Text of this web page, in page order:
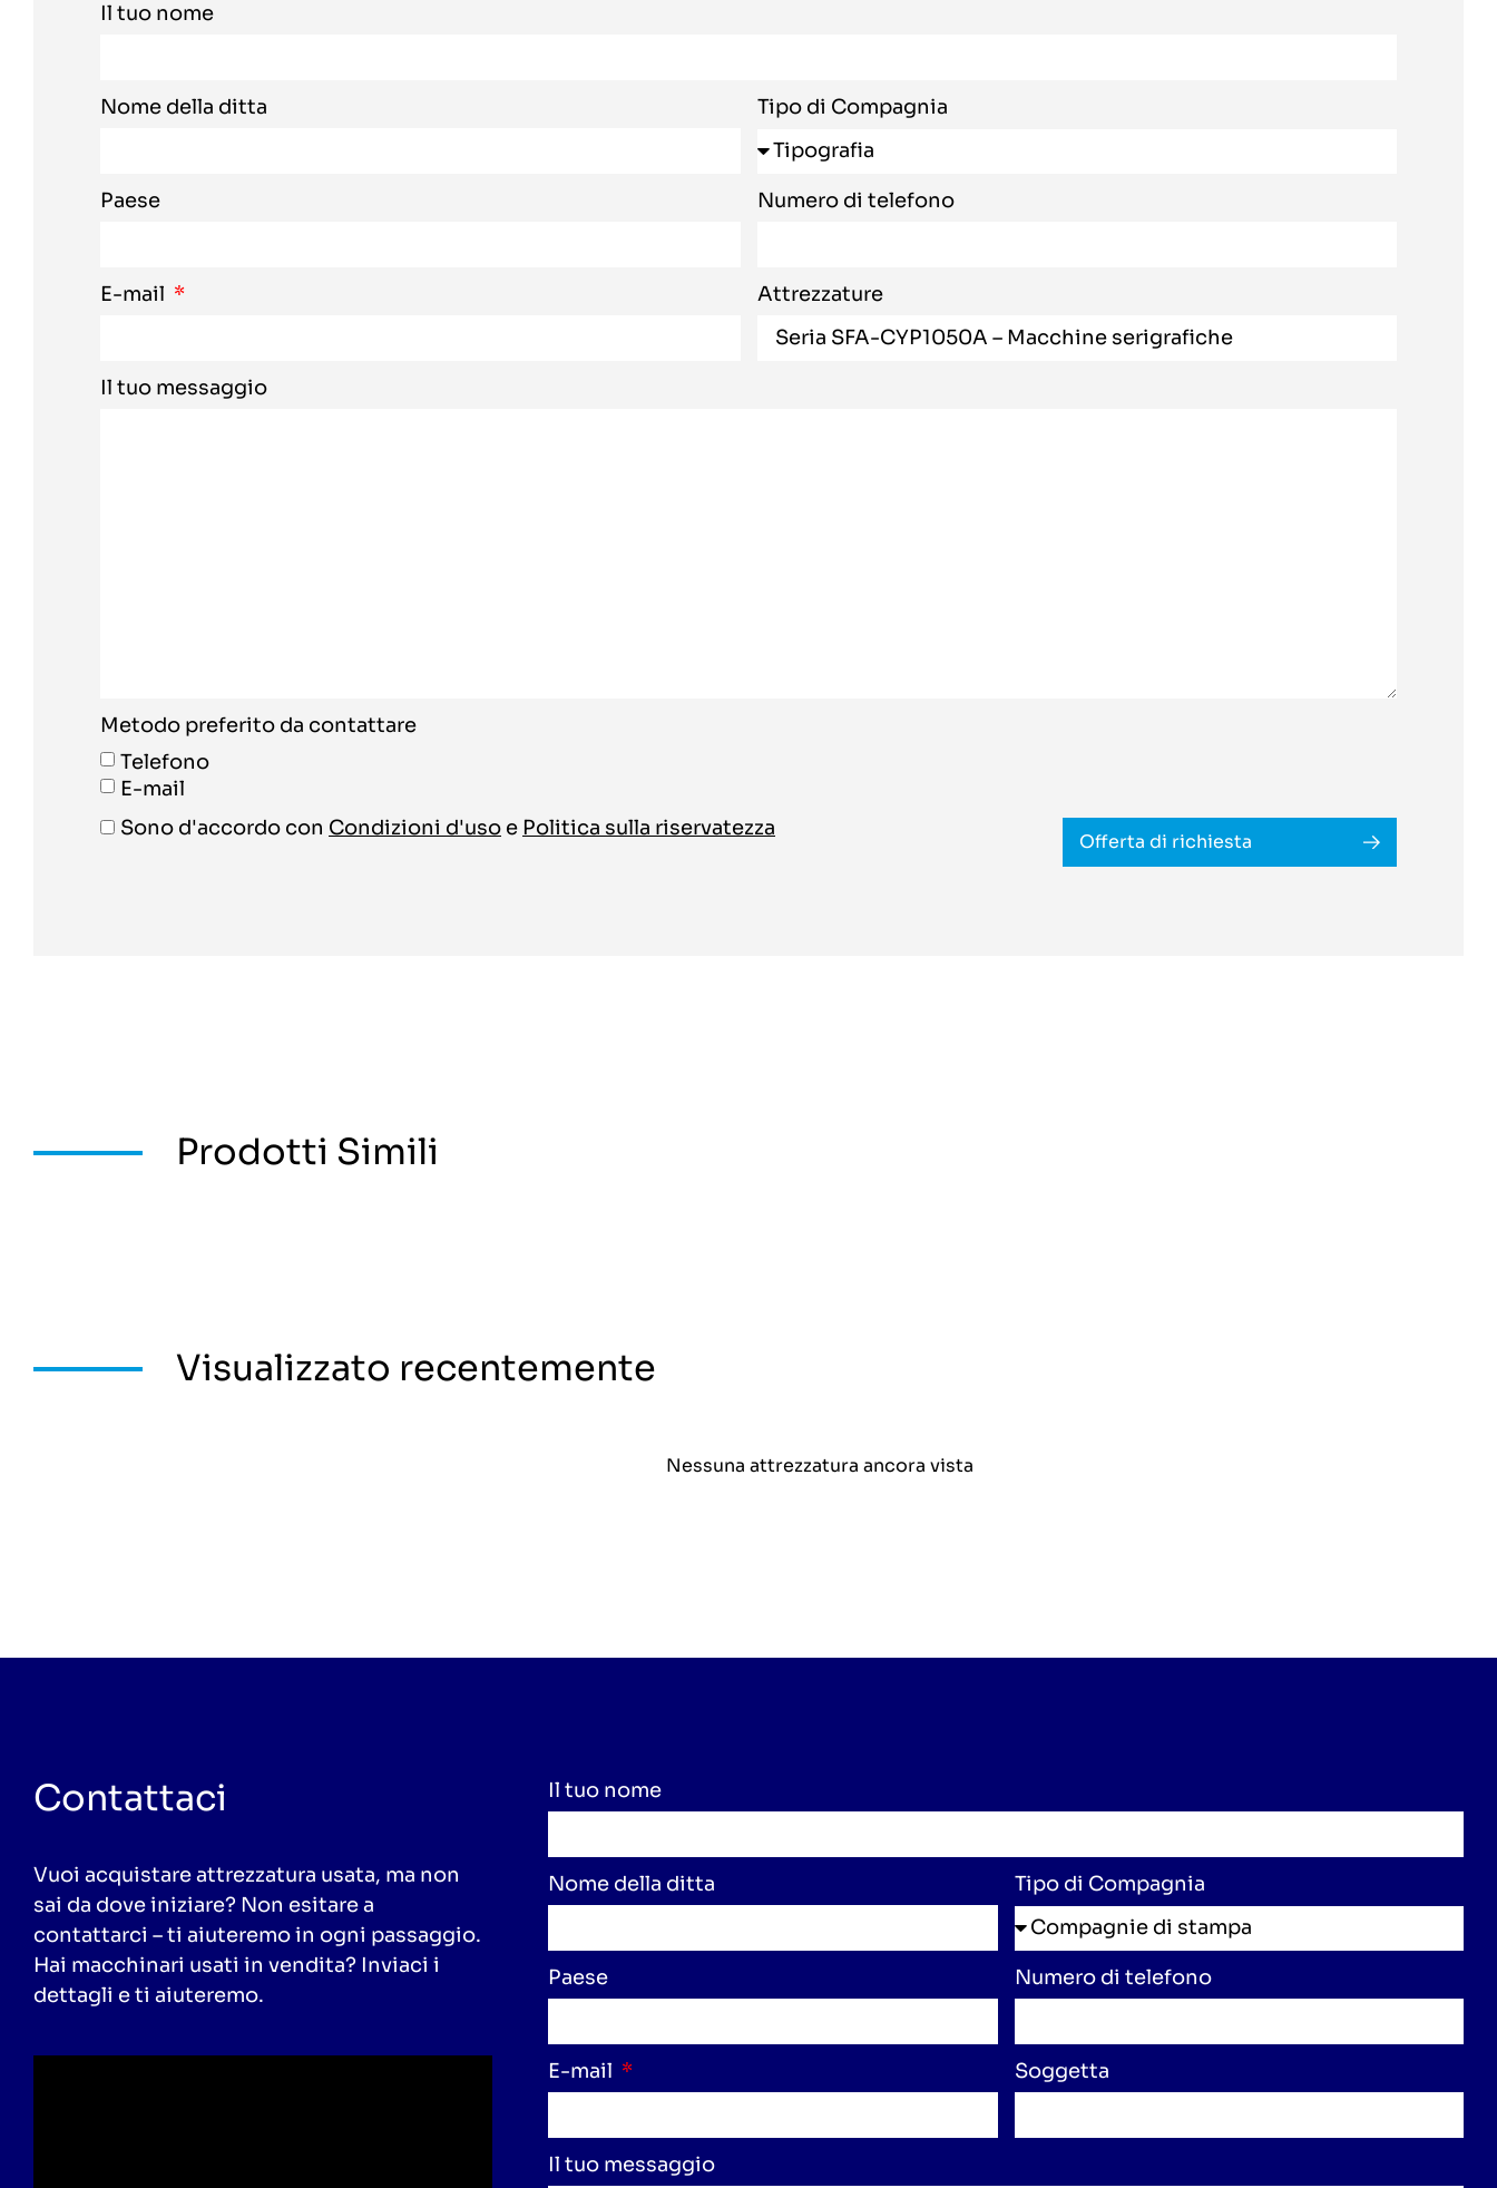
Il tuo nome
Nome della ditta Tipo di Compagnia
Paese Numero di telefono
E-mail Attrezzature
Il tuo messaggio
Metodo preferito da contattare
Telefono
E-mail
Sono d'accordo con Condizioni d'uso e Politica sulla riservatezza
Offerta di richiesta
Prodotti Simili
Visualizzato recentemente
Nessuna attrezzatura ancora vista
Contattaci
Vuoi acquistare attrezzatura usata, ma non
sai da dove iniziare? Non esitare a
contattarci – ti aiuteremo in ogni passaggio.
Hai macchinari usati in vendita? Inviaci i
dettagli e ti aiuteremo.
Il tuo nome
Nome della ditta Tipo di Compagnia
Paese Numero di telefono
E-mail Soggetta
Il tuo messaggio